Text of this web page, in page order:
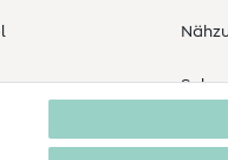
Sale